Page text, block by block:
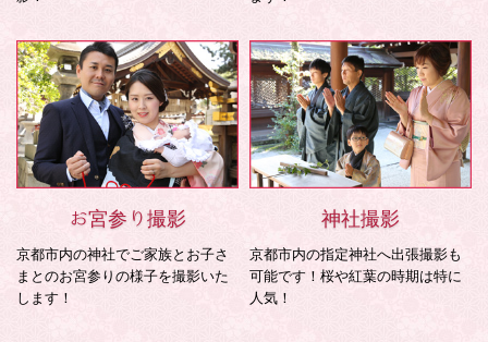
お宮参り撮影
京都市内の神社でご家族とお子さ
まとのお宮参りの様子を撮影いた
します！
神社撮影
京都市内の指定神社へ出張撮影も
可能です！桜や紅葉の時期は特に
人気！